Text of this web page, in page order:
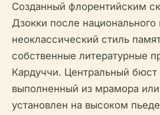
Созданный флорентийским
Дзокки после национального
неоклассический стиль
собственные литературные
Кардуччи. Центральный бюст
выполненный из мрамора
установлен на высоком